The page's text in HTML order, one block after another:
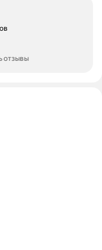
отзывы